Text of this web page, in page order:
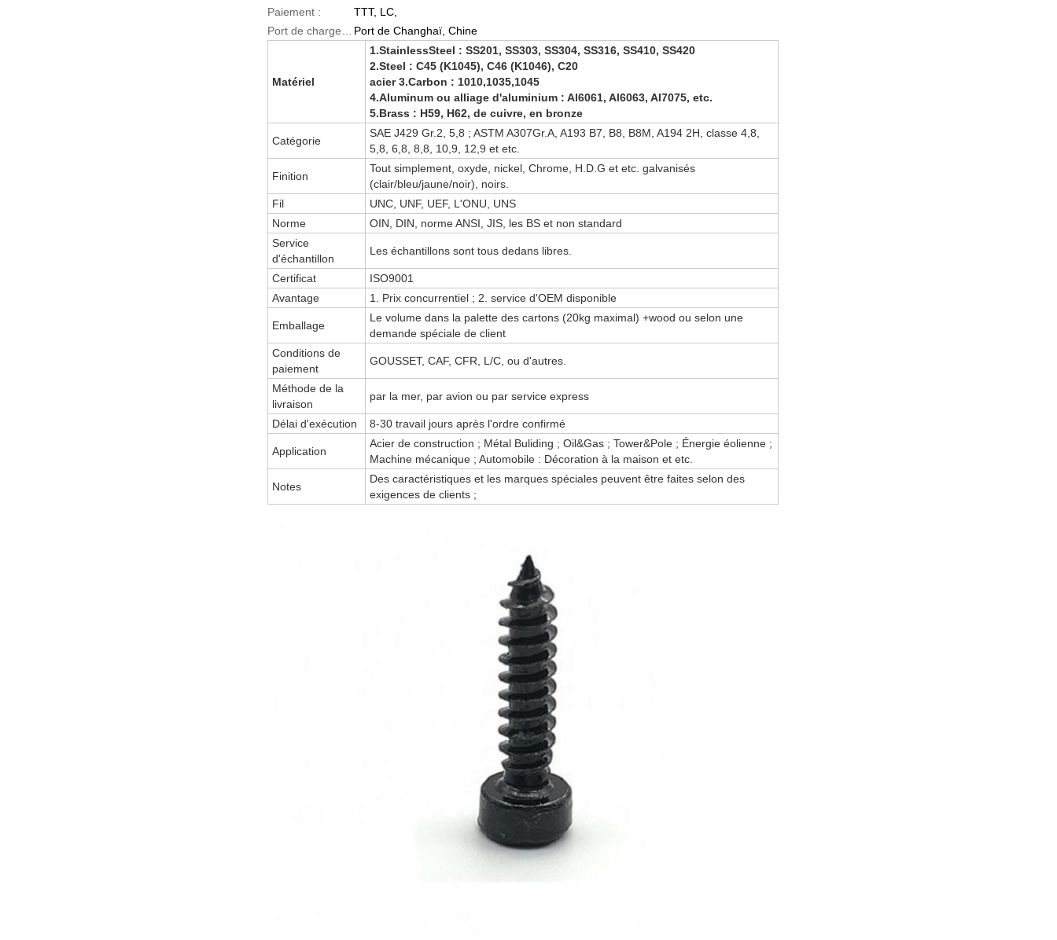
Paiement :
TTT, LC,
Port de Changhaï, Chine
Matériel
1.StainlessSteel : SS201, SS303, SS304, SS316, SS410, SS420
2.Steel : C45 (K1045), C46 (K1046), C20
acier 3.Carbon : 1010,1035,1045
4.Aluminum ou alliage d'aluminium : Al6061, Al6063, Al7075, etc.
5.Brass : H59, H62, de cuivre, en bronze
Catégorie
SAE J429 Gr.2, 5,8 ; ASTM A307Gr.A, A193 B7, B8, B8M, A194 2H, classe 4,8,
5,8, 6,8, 8,8, 10,9, 12,9 et etc.
Finition
Tout simplement, oxyde, nickel, Chrome, H.D.G et etc. galvanisés
(clair/bleu/jaune/noir), noirs.
Fil
UNC, UNF, UEF, L'ONU, UNS
Norme
OIN, DIN, norme ANSI, JIS, les BS et non standard
Service
d'échantillon
Les échantillons sont tous dedans libres.
Certificat
ISO9001
Avantage
1. Prix concurrentiel ; 2. service d'OEM disponible
Emballage
Le volume dans la palette des cartons (20kg maximal) +wood ou selon une
demande spéciale de client
Conditions de
paiement
GOUSSET, CAF, CFR, L/C, ou d'autres.
Méthode de la
livraison
par la mer, par avion ou par service express
Délai d'exécution 8-30 travail jours après l'ordre confirmé
Application
Acier de construction ; Métal Buliding ; Oil&Gas ; Tower&Pole ; Énergie éolienne ;
Machine mécanique ; Automobile : Décoration à la maison et etc.
Notes
Des caractéristiques et les marques spéciales peuvent être faites selon des
exigences de clients ;